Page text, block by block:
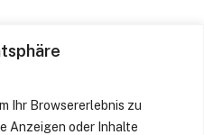
Ihr Browsererlebnis zu
Anzeigen oder Inhalte